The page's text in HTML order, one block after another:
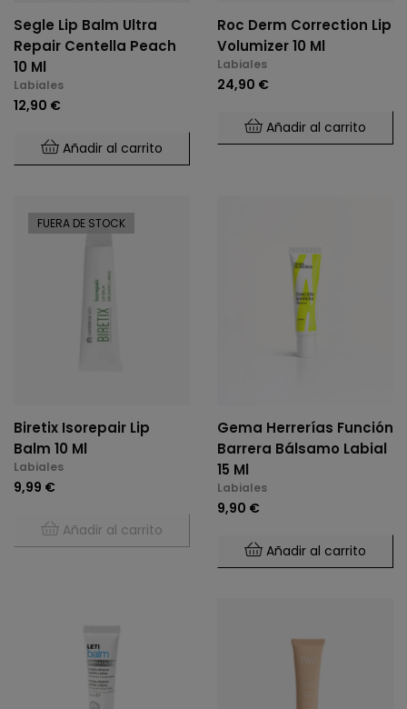
Segle Lip Balm Ultra
Repair Centella Peach
10 Ml
Labiales
12,90 €
Añadir al carrito
Roc Derm Correction Lip
Volumizer 10 Ml
Labiales
24,90 €
Añadir al carrito
FUERA DE STOCK
Biretix Isorepair Lip
Balm 10 Ml
Labiales
9,99 €
Añadir al carrito
Gema Herrerías Función
Barrera Bálsamo Labial
15 Ml
Labiales
9,90 €
Añadir al carrito